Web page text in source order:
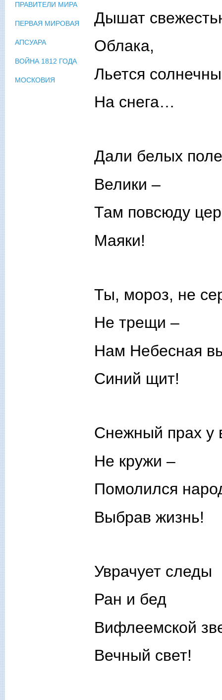
Дышат
Облака,
Льется
На снега…
Дали белых
Велики –
Там повсюду
Маяки!
Ты, мороз, не
Не трещи –
Нам Небесная
Синий щит!
Снежный прах у
Не кружи –
Помолился
Выбрав жизнь!
Уврачует следы
Ран и бед
Вифлеемской
Вечный свет!
ПРАВИТЕЛИ МИРА
ПЕРВАЯ МИРОВАЯ
АПСУАРА
ВОЙНА 1812 ГОДА
МОСКОВИЯ